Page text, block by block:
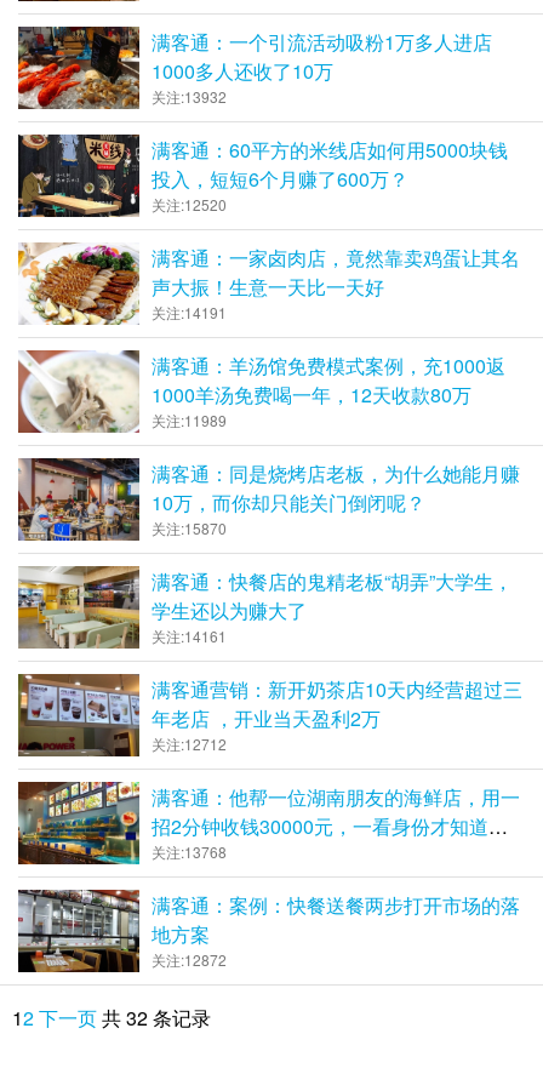
满客通：一个引流活动吸粉1万多人进店
1000多人还收了10万
关注:13932
满客通：60平方的米线店如何用5000块钱
投入，短短6个月赚了600万？
关注:12520
满客通：一家卤肉店，竟然靠卖鸡蛋让其名
声大振！生意一天比一天好
关注:14191
满客通：羊汤馆免费模式案例，充1000返
1000羊汤免费喝一年，12天收款80万
关注:11989
满客通：同是烧烤店老板，为什么她能月赚
10万，而你却只能关门倒闭呢？
关注:15870
满客通：快餐店的鬼精老板“胡弄”大学生，
学生还以为赚大了
关注:14161
满客通营销：新开奶茶店10天内经营超过三
年老店 ，开业当天盈利2万
关注:12712
满客通：他帮一位湖南朋友的海鲜店，用一
招2分钟收钱30000元，一看身份才知道，
果然深藏不漏
关注:13768
满客通：案例：快餐送餐两步打开市场的落
地方案
关注:12872
12下一页共 32 条记录